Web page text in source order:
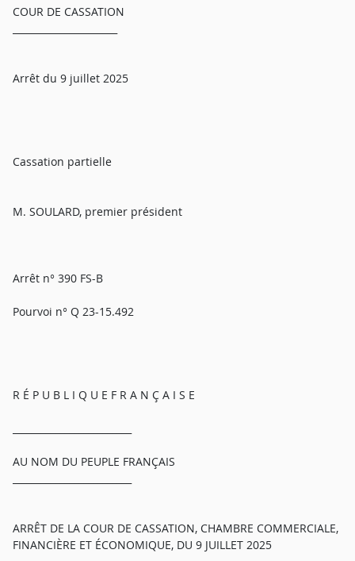
COUR DE CASSATION
Arrêt du 9 juillet 2025
Cassation partielle
M. SOULARD, premier président
Arrêt n° 390 FS-B
Pourvoi n° Q 23-15.492
R É P U B L I Q U E F R A N Ç A I S E
AU NOM DU PEUPLE FRANÇAIS
ARRÊT DE LA COUR DE CASSATION, CHAMBRE COMMERCIALE,
FINANCIÈRE ET ÉCONOMIQUE, DU 9 JUILLET 2025